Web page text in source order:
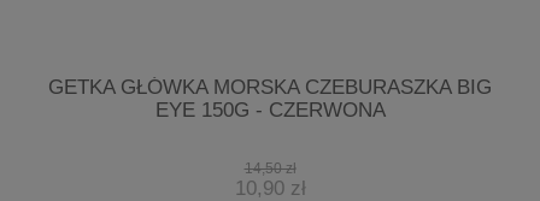
GETKA GŁÓWKA MORSKA CZEBURASZKA BIG
EYE 150G - CZERWONA
14,50 zł
10,90 zł